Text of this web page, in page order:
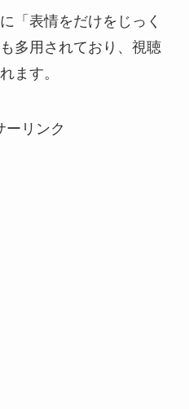
「表情をだけをじっく
多用されており、視聴
ます。
ーリンク